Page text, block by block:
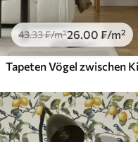
43.33₣/m²26.00 ₣/m²